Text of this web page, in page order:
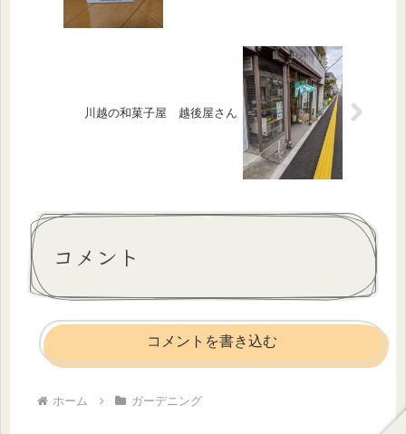
川越の和菓子屋 越後屋さん
コメント
コメントを書き込む
ホーム ガーデニング